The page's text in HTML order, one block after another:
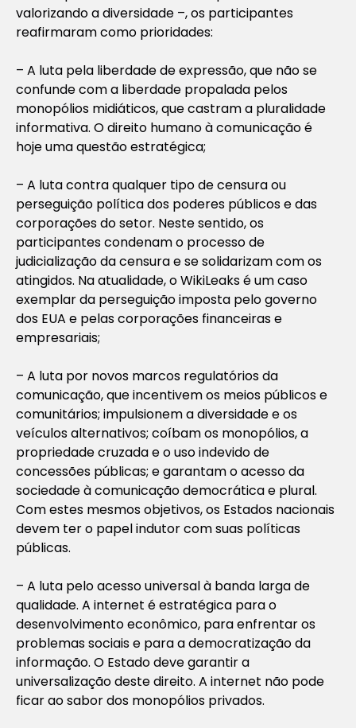
valorizando a diversidade –, os participantes
reafirmaram como prioridades:
– A luta pela liberdade de expressão, que não se
confunde com a liberdade propalada pelos
monopólios midiáticos, que castram a pluralidade
informativa. O direito humano à comunicação é
hoje uma questão estratégica;
– A luta contra qualquer tipo de censura ou
perseguição política dos poderes públicos e das
corporações do setor. Neste sentido, os
participantes condenam o processo de
judicialização da censura e se solidarizam com os
atingidos. Na atualidade, o WikiLeaks é um caso
exemplar da perseguição imposta pelo governo
dos EUA e pelas corporações financeiras e
empresariais;
– A luta por novos marcos regulatórios da
comunicação, que incentivem os meios públicos e
comunitários; impulsionem a diversidade e os
veículos alternativos; coíbam os monopólios, a
propriedade cruzada e o uso indevido de
concessões públicas; e garantam o acesso da
sociedade à comunicação democrática e plural.
Com estes mesmos objetivos, os Estados nacionais
devem ter o papel indutor com suas políticas
públicas.
– A luta pelo acesso universal à banda larga de
qualidade. A internet é estratégica para o
desenvolvimento econômico, para enfrentar os
problemas sociais e para a democratização da
informação. O Estado deve garantir a
universalização deste direito. A internet não pode
ficar ao sabor dos monopólios privados.